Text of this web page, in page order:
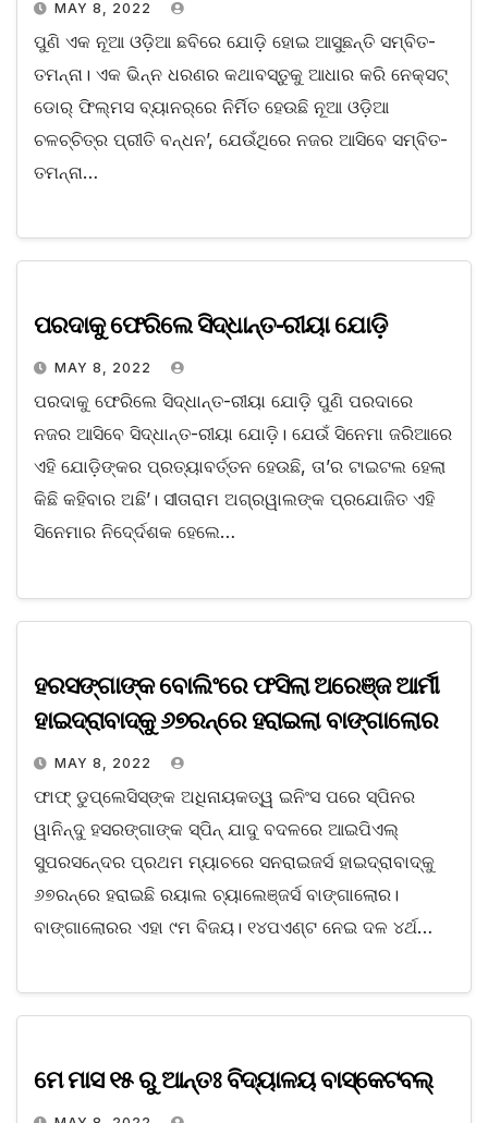
MAY 8, 2022
ପୁଣି ଏକ ନୂଆ ଓଡ଼ିଆ ଛବିରେ ଯୋଡ଼ି ହୋଇ ଆସୁଛନ୍ତି ସମ୍ବିତ-
ତମନ୍ନା। ଏକ ଭିନ୍ନ ଧରଣର କଥାବସ୍ତୁକୁ ଆଧାର କରି ନେକ୍ସଟ୍‌
ଡୋର୍‌ ଫିଲ୍ମସ ବ୍ୟାନର୍‌ରେ ନିର୍ମିତ ହେଉଛି ନୂଆ ଓଡ଼ିଆ
ଚଳଚ୍ଚିତ୍ର ପ୍ରୀତି ବନ୍ଧନ’, ଯେଉଁଥିରେ ନଜର ଆସିବେ ସମ୍ବିତ-
ତମନ୍ନା…
ପରଦାକୁ ଫେରିଲେ ସିଦ୍ଧାନ୍ତ-ରୀୟା ଯୋଡ଼ି
MAY 8, 2022
ପରଦାକୁ ଫେରିଲେ ସିଦ୍ଧାନ୍ତ-ରୀୟା ଯୋଡ଼ି ପୁଣି ପରଦାରେ
ନଜର ଆସିବେ ସିଦ୍ଧାନ୍ତ-ରୀୟା ଯୋଡ଼ି। ଯେଉଁ ସିନେମା ଜରିଆରେ
ଏହି ଯୋଡ଼ିଙ୍କର ପ୍ରତ୍ୟାବର୍ତ୍ତନ ହେଉଛି, ତା’ର ଟାଇଟଲ ହେଲା
କିଛି କହିବାର ଅଛି’। ସୀତାରାମ ଅଗ୍ରୱାଲଙ୍କ ପ୍ରଯୋଜିତ ଏହି
ସିନେମାର ନିଦେ୍ର୍ଦଶକ ହେଲେ…
ହରସଙ୍ଗାଙ୍କ ବୋଲିଂରେ ଫସିଲା ଅରେଞ୍ଜ ଆର୍ମୀ
ହାଇଦ୍ରାବାଦ୍କୁ ୬୭ରନ୍ରେ ହରାଇଲା ବାଙ୍ଗାଲୋର
MAY 8, 2022
ଫାଫ୍ ଡୁପ୍ଲେସିସ୍ଙ୍କ ଅଧିନାୟକତ୍ୱ ଇନିଂସ ପରେ ସ୍ପିନର
ୱାନିନ୍ଦୁ ହସରଙ୍ଗାଙ୍କ ସ୍ପିନ୍ ଯାଦୁ ବଦଳରେ ଆଇପିଏଲ୍
ସୁପରସନେ୍ଦର ପ୍ରଥମ ମ୍ୟାଚରେ ସନରାଇଜର୍ସ ହାଇଦ୍ରାବାଦ୍କୁ
୬୭ରନ୍ରେ ହରାଇଛି ରୟାଲ ଚ୍ୟାଲେଞ୍ଜର୍ସ ବାଙ୍ଗାଲୋର।
ବାଙ୍ଗାଲୋରର ଏହା ୯ମ ବିଜୟ। ୧୪ପଏଣ୍ଟ ନେଇ ଦଳ ୪ର୍ଥ…
ମେ ମାସ ୧୫ ରୁ ଆନ୍ତଃ ବିଦ୍ୟାଳୟ ବାସ୍କେଟବଲ୍‌